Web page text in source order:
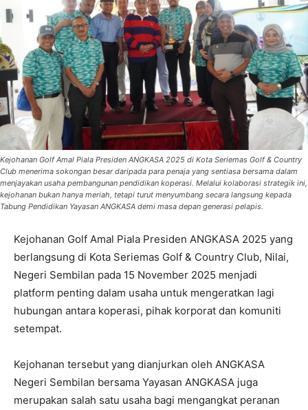
Kejohanan Golf Amal Piala Presiden ANGKASA 2025 di Kota Seriemas Golf & Country
Club menerima sokongan besar daripada para penaja yang sentiasa bersama dalam
menjayakan usaha pembangunan pendidikan koperasi. Melalui kolaborasi strategik ini,
kejohanan bukan hanya meriah, tetapi turut menyumbang secara langsung kepada
Tabung Pendidikan Yayasan ANGKASA demi masa depan generasi pelapis.
Kejohanan Golf Amal Piala Presiden ANGKASA 2025 yang
berlangsung di Kota Seriemas Golf & Country Club, Nilai,
Negeri Sembilan pada 15 November 2025 menjadi
platform penting dalam usaha untuk mengeratkan lagi
hubungan antara koperasi, pihak korporat dan komuniti
setempat.
Kejohanan tersebut yang dianjurkan oleh ANGKASA
Negeri Sembilan bersama Yayasan ANGKASA juga
merupakan salah satu usaha bagi mengangkat peranan